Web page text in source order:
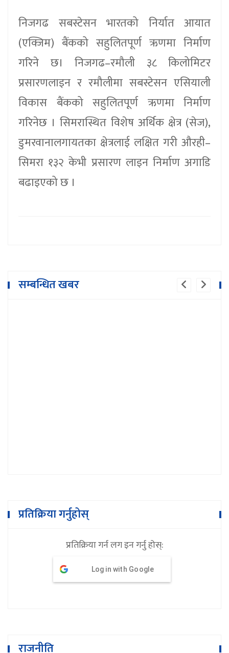
निजगढ सबस्टेसन भारतको निर्यात आयात
(एक्जिम) बैंकको सहुलितपूर्ण ऋणमा निर्माण
गरिने छ। निजगढ–रमौली ३८ किलोमिटर
प्रसारणलाइन र रमौलीमा सबस्टेसन एसियाली
विकास बैंकको सहुलितपूर्ण ऋणमा निर्माण
गरिनेछ । सिमरास्थित विशेष अर्थिक क्षेत्र (सेज),
डुमरवानालगायतका क्षेत्रलाई लक्षित गरी औरही–
सिमरा १३२ केभी प्रसारण लाइन निर्माण अगाडि
बढाइएको छ ।
सम्बन्धित खबर
बैंकले अपमान गरेको भन्दै उद्योगी व्यवसायी
आन्दोलित
प्रतिक्रिया गर्नुहोस्
प्रतिक्रिया गर्न लग इन गर्नु होस्:
Log in with Google
राजनीति